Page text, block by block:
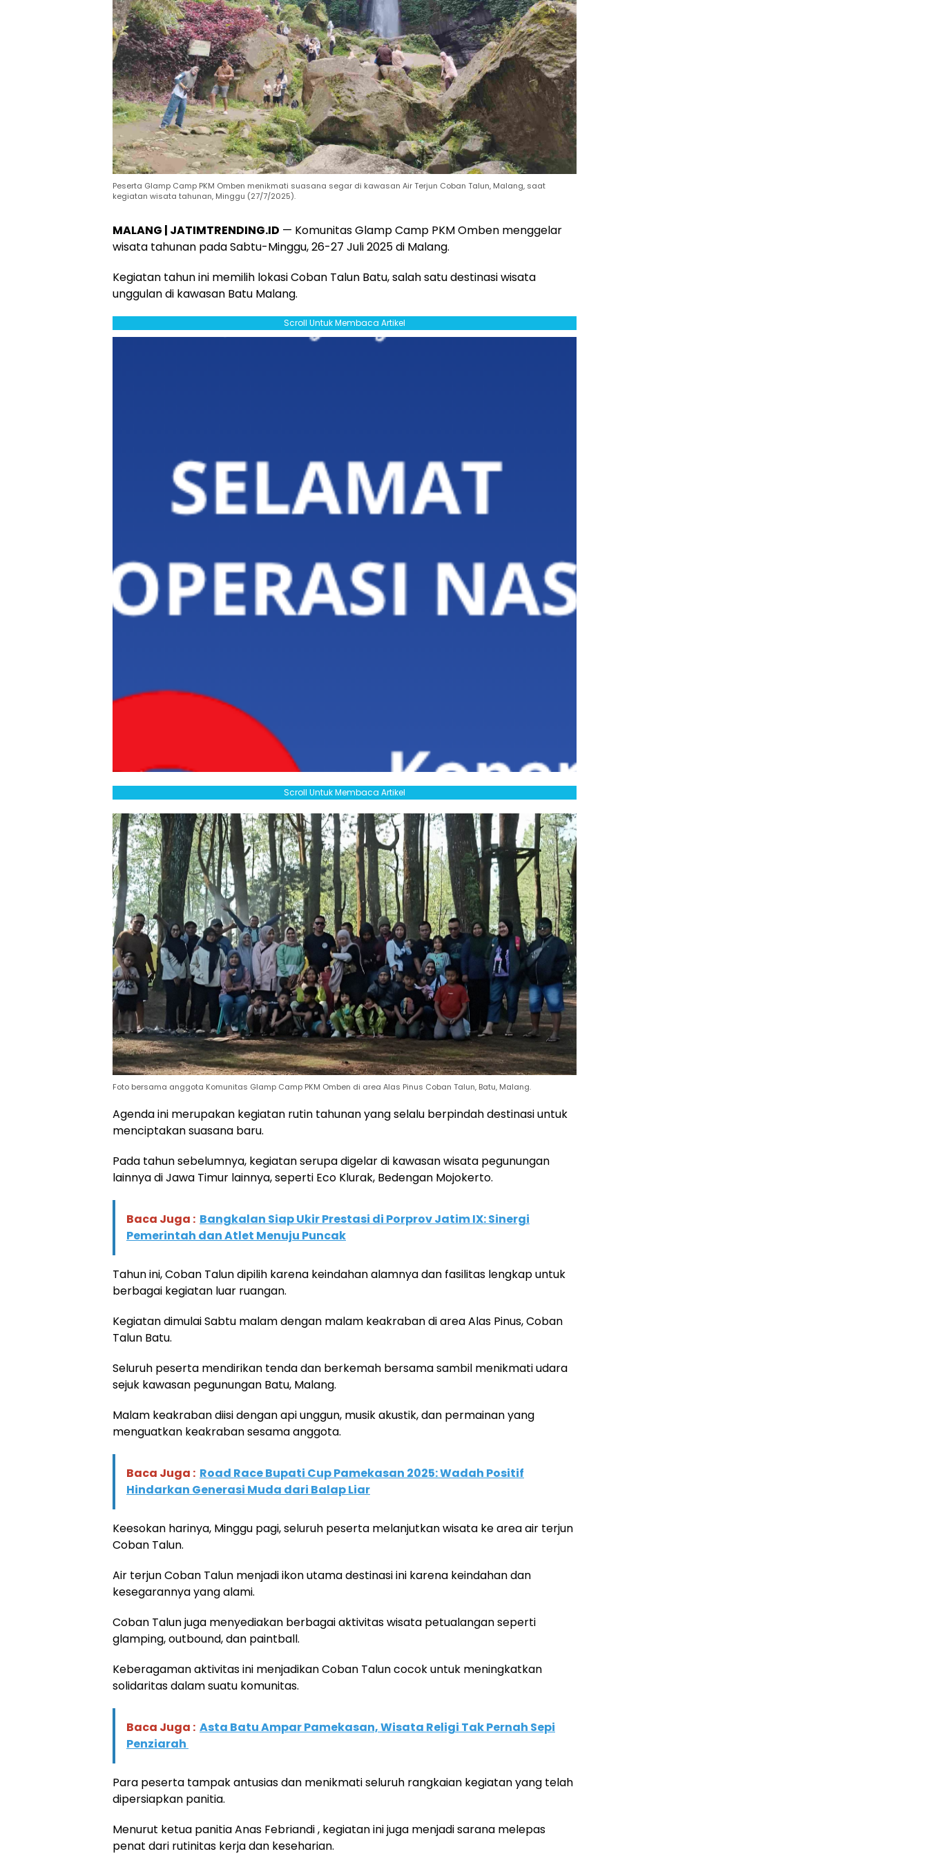
Peserta Glamp Camp PKM Omben menikmati suasana segar di kawasan Air Terjun Coban Talun, Malang, saat
kegiatan wisata tahunan, Minggu (27/7/2025).
MALANG | JATIMTRENDING.ID — Komunitas Glamp Camp PKM Omben menggelar
wisata tahunan pada Sabtu-Minggu, 26-27 Juli 2025 di Malang.
Kegiatan tahun ini memilih lokasi Coban Talun Batu, salah satu destinasi wisata
unggulan di kawasan Batu Malang.
Scroll Untuk Membaca Artikel
Scroll Untuk Membaca Artikel
Foto bersama anggota Komunitas Glamp Camp PKM Omben di area Alas Pinus Coban Talun, Batu, Malang.
Agenda ini merupakan kegiatan rutin tahunan yang selalu berpindah destinasi untuk
menciptakan suasana baru.
Pada tahun sebelumnya, kegiatan serupa digelar di kawasan wisata pegunungan
lainnya di Jawa Timur lainnya, seperti Eco Klurak, Bedengan Mojokerto.
Baca Juga : Bangkalan Siap Ukir Prestasi di Porprov Jatim IX: Sinergi
Pemerintah dan Atlet Menuju Puncak
Tahun ini, Coban Talun dipilih karena keindahan alamnya dan fasilitas lengkap untuk
berbagai kegiatan luar ruangan.
Kegiatan dimulai Sabtu malam dengan malam keakraban di area Alas Pinus, Coban
Talun Batu.
Seluruh peserta mendirikan tenda dan berkemah bersama sambil menikmati udara
sejuk kawasan pegunungan Batu, Malang.
Malam keakraban diisi dengan api unggun, musik akustik, dan permainan yang
menguatkan keakraban sesama anggota.
Baca Juga : Road Race Bupati Cup Pamekasan 2025: Wadah Positif
Hindarkan Generasi Muda dari Balap Liar
Keesokan harinya, Minggu pagi, seluruh peserta melanjutkan wisata ke area air terjun
Coban Talun.
Air terjun Coban Talun menjadi ikon utama destinasi ini karena keindahan dan
kesegarannya yang alami.
Coban Talun juga menyediakan berbagai aktivitas wisata petualangan seperti
glamping, outbound, dan paintball.
Keberagaman aktivitas ini menjadikan Coban Talun cocok untuk meningkatkan
solidaritas dalam suatu komunitas.
Baca Juga : Asta Batu Ampar Pamekasan, Wisata Religi Tak Pernah Sepi
Penziarah
Para peserta tampak antusias dan menikmati seluruh rangkaian kegiatan yang telah
dipersiapkan panitia.
Menurut ketua panitia Anas Febriandi , kegiatan ini juga menjadi sarana melepas
penat dari rutinitas kerja dan keseharian.